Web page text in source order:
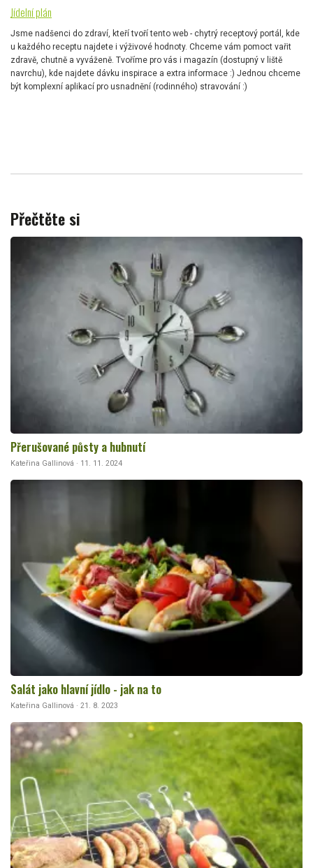
Jídelní plán
Jsme nadšenci do zdraví, kteří tvoří tento web - chytrý receptový portál, kde
u každého receptu najdete i výživové hodnoty. Chceme vám pomoct vařit
zdravě, chutně a vyváženě. Tvoříme pro vás i magazín (dostupný v liště
navrchu), kde najdete dávku inspirace a extra informace :) Jednou chceme
být komplexní aplikací pro usnadnění (rodinného) stravování :)
Přečtěte si
Přerušované půsty a hubnutí
Kateřina Gallinová · 11. 11. 2024
Salát jako hlavní jídlo - jak na to
Kateřina Gallinová · 21. 8. 2023